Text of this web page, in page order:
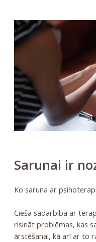
Sarunai ir
Ko saruna ar
Ciešā sadarbībā ar
risināt problēmas, kas
ārstēšanai, kā arī ar to